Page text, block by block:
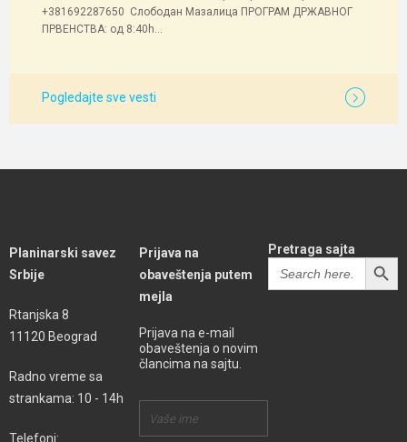
+381692287650 Слободан Мазалица ПРОГРАМ ДРЖАВНОГ
ПРВЕНСТВА: од 8:40h...
Pogledajte sve vesti
Planinarski savez
Srbije
Rtanjska 8
11120 Beograd
Radno vreme sa
strankama: 10 - 14h
Telefoni:
Prijava na
obaveštenja putem
mejla
Prijava na e-mail
obaveštenja o novim
člancima na sajtu.
Pretraga sajta
Search
for:
SEARCH